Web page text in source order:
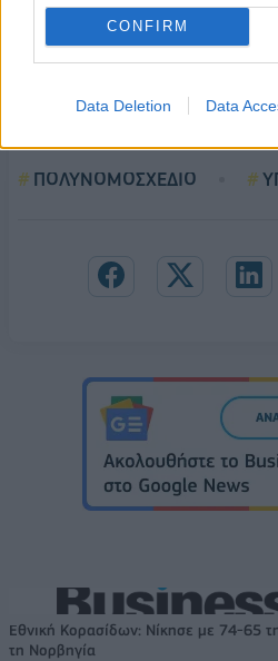
CONFIRM
Data Deletion Data
50% για 9-12 δόσεις, σε 45%
17 – 20 δόσεις και σε 35% για 21
ΠΟΛΥΝΟΜΟΣΧΕΔΙΟ
Εθνική Κορασίδων: Νίκησε με 74-65 τη
τη Νορβηγία